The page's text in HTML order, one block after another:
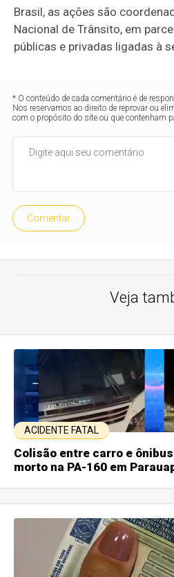
Brasil, as ações são
Nacional de Trânsito, em
públicas e privadas ligadas à
* O conteúdo de cada comentário é de
Nos reservamos ao direito de reprovar ou
com o propósito do site ou que contenham
Comentar
Veja
ACIDENTE FATAL
Colisão entre carro e
morto na PA-160 em